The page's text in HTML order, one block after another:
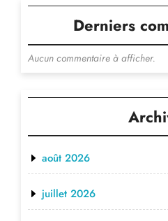
Derniers
Aucun commentaire à afficher.
août 2026
juillet 2026